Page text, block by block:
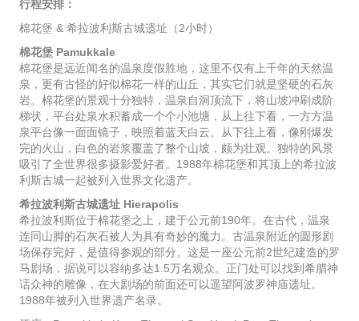
行程安排：
棉花堡 & 希拉波利斯古城遗址（2小时）
棉花堡 Pamukkale
棉花堡是远近闻名的温泉度假胜地，这里不仅有上千年的天然温
泉，更有古怪的好似棉花一样的山丘，其实它们就是坚硬的石灰
岩。棉花堡的景观十分独特，温泉自洞顶流下，将山坡冲刷成阶
梯状，平台处泉水积蓄成一个个小池塘，从上往下看，一方方温
泉平台像一面面镜子，映照着蓝天白云。从下往上看，像刚爆发
完的火山，白色的岩浆覆盖了整个山坡，颇为壮观。独特的风景
吸引了全世界很多摄影爱好者。1988年棉花堡和其顶上的希拉波
利斯古城一起被列入世界文化遗产。
希拉波利斯古城遗址 Hierapolis
希拉波利斯位于棉花堡之上，建于公元前190年。在古代，温泉
连同山脚的石灰石被人为具有奇妙的魔力。古温泉附近的圆形剧
场保存完好，是值得参观的部分。这是一座公元前2世纪建造的罗
马剧场，据说可以容纳多达1.5万名观众。正门处可以找到希腊神
话众神的雕像，在大剧场的前面还可以遥望阿波罗神庙遗址。
1988年被列入世界遗产名录。